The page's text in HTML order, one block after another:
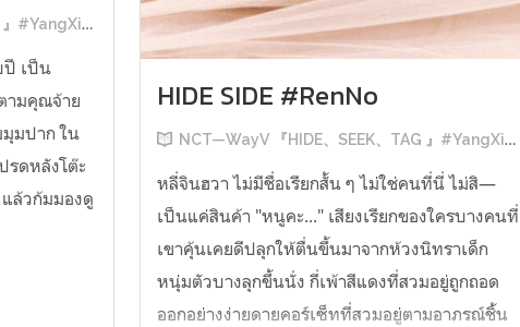
#JaeDo
ปี เป็น
ามคุณจ้าย
มุมปาก ใน
ดหลังโต๊ะ
ล้วก้มมองดู
HIDE SIDE #RenNo
NCT—WayV 『HIDE、SEEK、TAG 』#YangXiao #RenNo #JaeDo
หลี่จินฮวา ไม่มีชื่อเรียกสั้น ๆ ไม่ใช่คนที่นี่ ไม่สิ—
เป็นแค่สินค้า "หนูคะ..." เสียงเรียกของใครบางคนที่
เขาคุ้นเคยดีปลุกให้ตื่นขึ้นมาจากห้วงนิทราเด็ก
หนุ่มตัวบางลุกขึ้นนั่ง กี่เพ้าสีแดงที่สวมอยู่ถูกถอด
ออกอย่างง่ายดายคอร์เซ็ทที่สวมอยู่ตามอาภรณ์ชิ้น